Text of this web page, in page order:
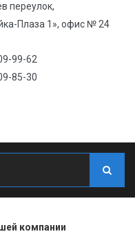
переулок,
Плаза 1», офис № 24
99-62
85-30
компании